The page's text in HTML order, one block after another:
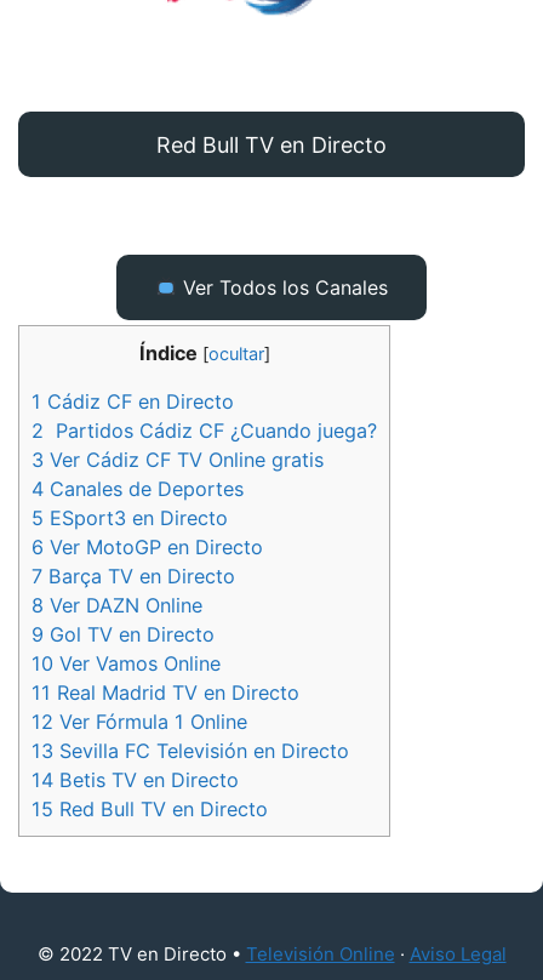
Red Bull TV en Directo
Ver Todos los Canales
Índice [ocultar]
1 Cádiz CF en Directo
2 Partidos Cádiz CF ¿Cuando juega?
3 Ver Cádiz CF TV Online gratis
4 Canales de Deportes
5 ESport3 en Directo
6 Ver MotoGP en Directo
7 Barça TV en Directo
8 Ver DAZN Online
9 Gol TV en Directo
10 Ver Vamos Online
11 Real Madrid TV en Directo
12 Ver Fórmula 1 Online
13 Sevilla FC Televisión en Directo
14 Betis TV en Directo
15 Red Bull TV en Directo
© 2022 TV en Directo • Televisión Online · Aviso Legal